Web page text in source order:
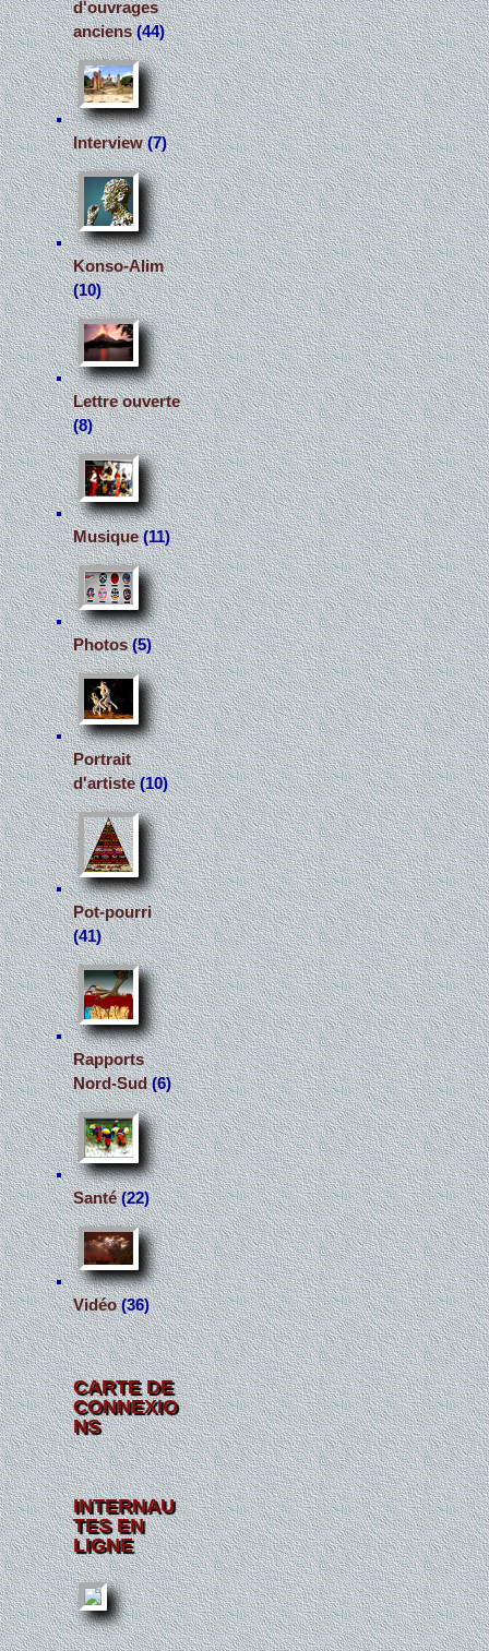
d'ouvrages
anciens(44)
Interview(7)
Konso-Alim
(10)
Lettre ouverte
(8)
Musique(11)
Photos(5)
Portrait
d'artiste(10)
Pot-pourri
(41)
Rapports
Nord-Sud(6)
Santé(22)
Vidéo(36)
CARTE DE
CONNEXIO
NS
INTERNAU
TES EN
LIGNE